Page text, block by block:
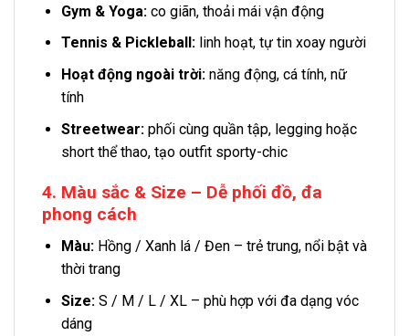
Gym & Yoga:co giãn, thoải mái vận động
Tennis & Pickleball:linh hoạt, tự tin xoay người
Hoạt động ngoài trời:năng động, cá tính, nữ
tính
Streetwear:phối cùng quần tập, legging hoặc
short thể thao, tạo outfit sporty-chic
4. Màu sắc & Size – Dễ phối đồ, đa
phong cách
Màu:Hồng / Xanh lá / Đen – trẻ trung, nổi bật và
thời trang
Size:S / M / L / XL – phù hợp với đa dạng vóc
dáng